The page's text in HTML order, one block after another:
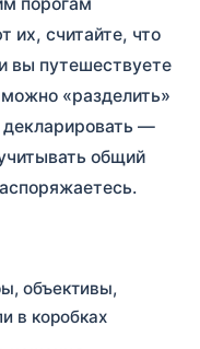
их, считайте, что
вы путешествуете
«разделить»
—
общий
объективы,
в коробках